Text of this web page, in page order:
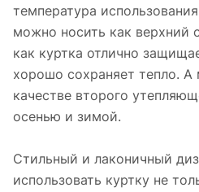
температура
можно носить как верхний
как куртка отлично
хорошо сохраняет тепло. А
качестве второго
осенью и зимой.
Стильный и лаконичный
использовать куртку не